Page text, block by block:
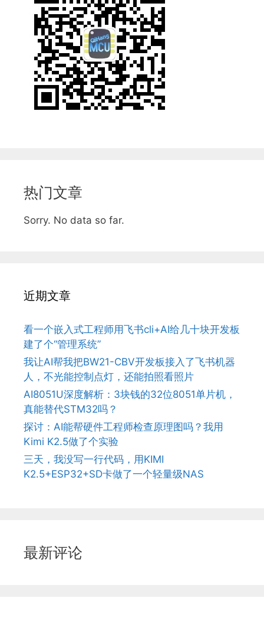
热门文章
Sorry. No data so far.
近期文章
看一个嵌入式工程师用飞书cli+AI给几十块开发板
建了个“管理系统”
我让AI帮我把BW21-CBV开发板接入了飞书机器
人，不光能控制点灯，还能拍照看照片
AI8051U深度解析：3块钱的32位8051单片机，
真能替代STM32吗？
探讨：AI能帮硬件工程师检查原理图吗？我用
Kimi K2.5做了个实验
三天，我没写一行代码，用KIMI
K2.5+ESP32+SD卡做了一个轻量级NAS
最新评论